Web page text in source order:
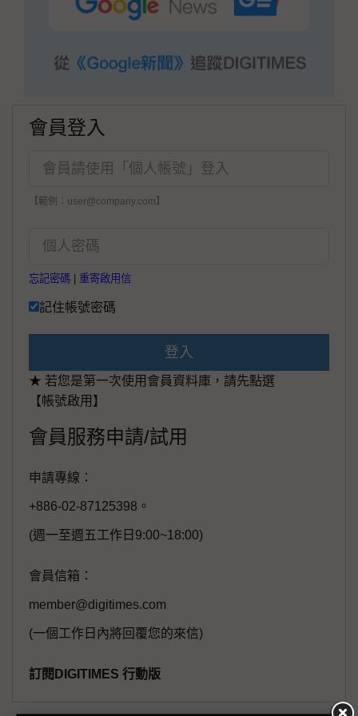
會員登入
【範例：user@company.com】
忘記密碼 重寄啟用信
記住帳號密碼
登入
★ 若您是第一次使用會員資料庫，請先點選
【帳號啟用】
會員服務申請/試用
申請專線：
+886-02-87125398。
(週一至週五工作日9:00~18:00)
會員信箱：
member@digitimes.com
(一個工作日內將回覆您的來信)
訂閱DIGITIMES 行動版